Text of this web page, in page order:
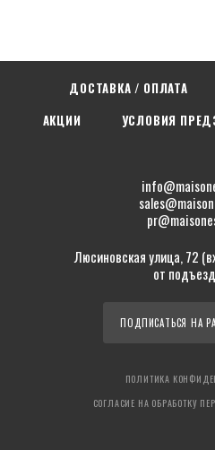
ДОСТАВКА / ОПЛАТА
АКЦИИ
УСЛОВИЯ
Люсиновская улица, 72
от
ПОДПИСАТЬСЯ НА
ПОЛИТИКА
СОГЛАСИЕ НА ОБРАБОТКУ